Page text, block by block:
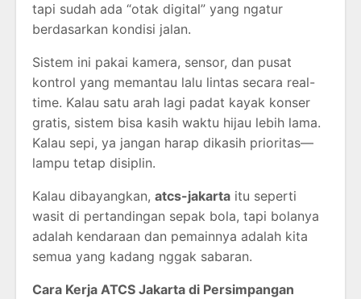
tapi sudah ada “otak digital” yang ngatur
berdasarkan kondisi jalan.
Sistem ini pakai kamera, sensor, dan pusat
kontrol yang memantau lalu lintas secara real-
time. Kalau satu arah lagi padat kayak konser
gratis, sistem bisa kasih waktu hijau lebih lama.
Kalau sepi, ya jangan harap dikasih prioritas—
lampu tetap disiplin.
Kalau dibayangkan, atcs-jakarta itu seperti
wasit di pertandingan sepak bola, tapi bolanya
adalah kendaraan dan pemainnya adalah kita
semua yang kadang nggak sabaran.
Cara Kerja ATCS Jakarta di Persimpangan